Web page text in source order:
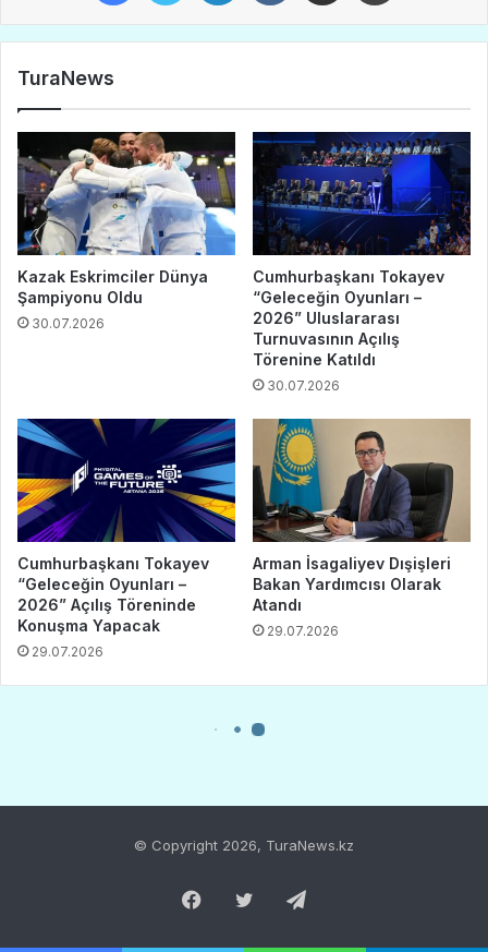
© Copyright 2026, TuraNews.kz
Facebook
Twitter